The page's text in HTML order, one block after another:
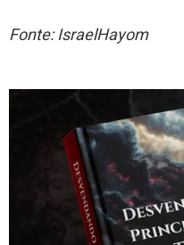
Fonte: IsraelHayom